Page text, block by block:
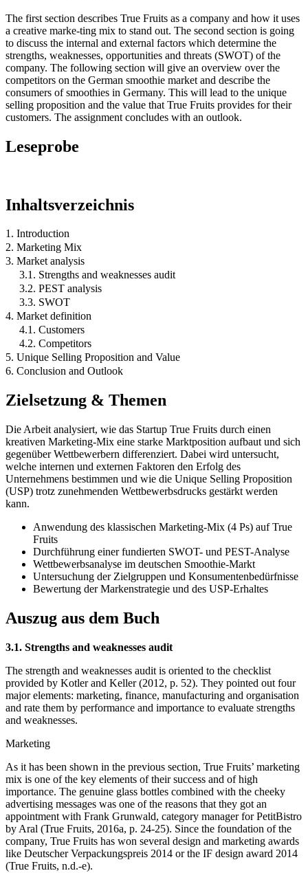
The first section describes True Fruits as a company and how it uses
a creative marke-ting mix to stand out. The second section is going
to discuss the internal and external factors which determine the
strengths, weaknesses, opportunities and threats (SWOT) of the
company. The following section will give an overview over the
competitors on the German smoothie market and describe the
consumers of smoothies in Germany. This will lead to the unique
selling proposition and the value that True Fruits provides for their
customers. The assignment concludes with an outlook.
Leseprobe
Inhaltsverzeichnis
1. Introduction
2. Marketing Mix
3. Market analysis
3.1. Strengths and weaknesses audit
3.2. PEST analysis
3.3. SWOT
4. Market definition
4.1. Customers
4.2. Competitors
5. Unique Selling Proposition and Value
6. Conclusion and Outlook
Zielsetzung & Themen
Die Arbeit analysiert, wie das Startup True Fruits durch einen
kreativen Marketing-Mix eine starke Marktposition aufbaut und sich
gegenüber Wettbewerbern differenziert. Dabei wird untersucht,
welche internen und externen Faktoren den Erfolg des
Unternehmens bestimmen und wie die Unique Selling Proposition
(USP) trotz zunehmenden Wettbewerbsdrucks gestärkt werden
kann.
Anwendung des klassischen Marketing-Mix (4 Ps) auf True
Fruits
Durchführung einer fundierten SWOT- und PEST-Analyse
Wettbewerbsanalyse im deutschen Smoothie-Markt
Untersuchung der Zielgruppen und Konsumentenbedürfnisse
Bewertung der Markenstrategie und des USP-Erhaltes
Auszug aus dem Buch
3.1. Strengths and weaknesses audit
The strength and weaknesses audit is oriented to the checklist
provided by Kotler and Keller (2012, p. 52). They pointed out four
major elements: marketing, finance, manufacturing and organisation
and rate them by performance and importance to evaluate strengths
and weaknesses.
Marketing
As it has been shown in the previous section, True Fruits’ marketing
mix is one of the key elements of their success and of high
importance. The genuine glass bottles combined with the cheeky
advertising messages was one of the reasons that they got an
appointment with Frank Grunwald, category manager for PetitBistro
by Aral (True Fruits, 2016a, p. 24-25). Since the foundation of the
company, True Fruits has won several design and marketing awards
like Deutscher Verpackungspreis 2014 or the IF design award 2014
(True Fruits, n.d.-e).